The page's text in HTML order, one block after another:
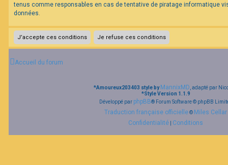
tenus comme responsables en cas de tentative de piratage informatique
données.
Accueil du forum
*Amoureux203403 style byMannixMD , adapté par
*Style Version 1.1.9
Développé par phpBB® Forum Software © phpBB
Traduction française officielle© Miles Cellar
Confidentialité Conditions